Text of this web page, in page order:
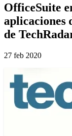
OfficeSuite
aplicaciones
de
27 feb 2020